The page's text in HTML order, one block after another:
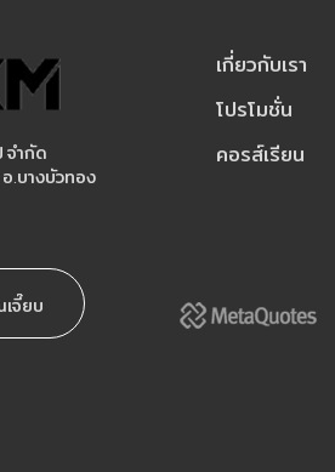
จำกัด
.บางบัวทอง
จี๊ยบ
เกี่ยวกับเรา
โปรโมชั่น
คอรส์เรียน